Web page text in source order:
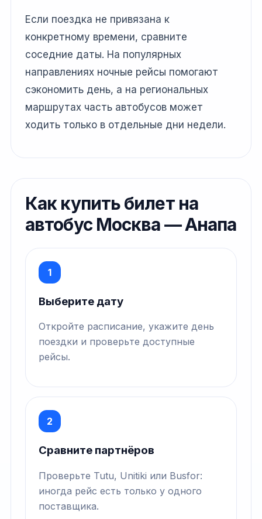
Если поездка не привязана к
конкретному времени, сравните
соседние даты. На популярных
направлениях ночные рейсы помогают
сэкономить день, а на региональных
маршрутах часть автобусов может
ходить только в отдельные дни недели.
Как купить билет на
автобус Москва — Анапа
1
Выберите дату
Откройте расписание, укажите день
поездки и проверьте доступные
рейсы.
2
Сравните партнёров
Проверьте Tutu, Unitiki или Busfor:
иногда рейс есть только у одного
поставщика.